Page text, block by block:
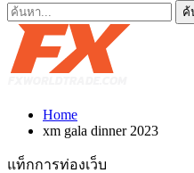
Home
xm gala dinner 2023
แท็กการท่องเว็บ